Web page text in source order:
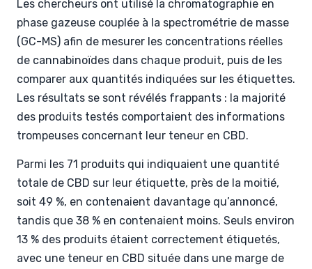
Les chercheurs ont utilisé la chromatographie en
phase gazeuse couplée à la spectrométrie de masse
(GC-MS) afin de mesurer les concentrations réelles
de cannabinoïdes dans chaque produit, puis de les
comparer aux quantités indiquées sur les étiquettes.
Les résultats se sont révélés frappants : la majorité
des produits testés comportaient des informations
trompeuses concernant leur teneur en CBD.
Parmi les 71 produits qui indiquaient une quantité
totale de CBD sur leur étiquette, près de la moitié,
soit 49 %, en contenaient davantage qu’annoncé,
tandis que 38 % en contenaient moins. Seuls environ
13 % des produits étaient correctement étiquetés,
avec une teneur en CBD située dans une marge de